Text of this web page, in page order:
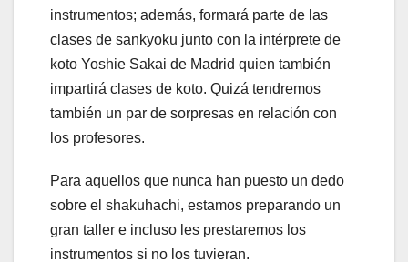
instrumentos; además, formará parte de las
clases de sankyoku junto con la intérprete de
koto Yoshie Sakai de Madrid quien también
impartirá clases de koto. Quizá tendremos
también un par de sorpresas en relación con
los profesores.
Para aquellos que nunca han puesto un dedo
sobre el shakuhachi, estamos preparando un
gran taller e incluso les prestaremos los
instrumentos si no los tuvieran.